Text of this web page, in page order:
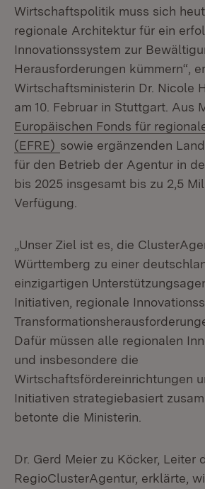
Wirtschaftspolitik muss sich
regionale Architektur für ein
Innovationssystem zur
Herausforderungen kümmern“,
Wirtschaftsministerin Dr. Nicole
am 10. Februar in Stuttgart. Aus
Europäischen Fonds für
(EFRE) (Öffnet in neuem
sowie ergänzenden
für den Betrieb der Agentur in
bis 2025 insgesamt bis zu 2,5
Verfügung.
„Unser Ziel ist es, die
Württemberg zu einer
einzigartigen
Initiativen, regionale
Dafür müssen alle regionalen
und insbesondere die
Wirtschaftsfördereinrichtungen
Initiativen strategiebasiert
betonte die Ministerin.
Dr. Gerd Meier zu Köcker, Leiter
RegioClusterAgentur, erklärte,